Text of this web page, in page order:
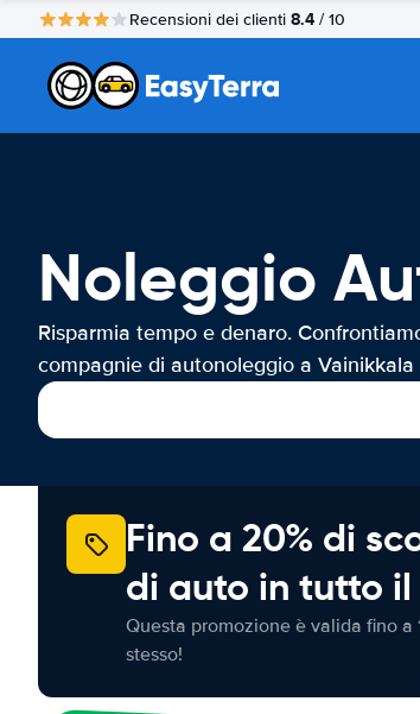
Recensioni dei clienti 8.4 / 10
Noleggio
Risparmia tempo e denaro.
compagnie di autonoleggio a
Fino a 20% di
di auto in tutto il
Questa promozione è valida fino
stesso!